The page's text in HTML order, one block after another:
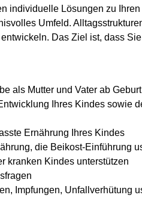
individuelle Lösungen zu
Umfeld.
Das Ziel ist, dass
als Mutter und Vater ab
Ihres Kindes sowie
Ernährung Ihres Kindes
die Beikost-Einführung
kranken Kindes unterstützen
Impfungen, Unfallverhütung